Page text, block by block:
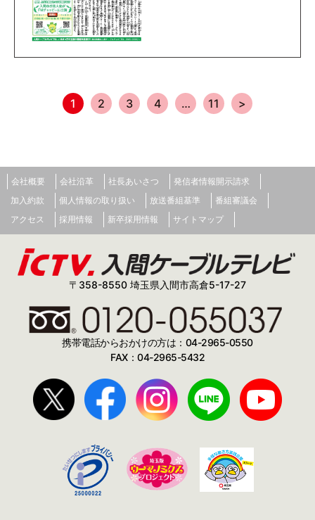
1 2 3 4 … 11 >
会社概要 会社沿革 社長あいさつ
発信者情報開示請求
加入約款
個人情報の取り扱い 放送番組基準
番組審議会
アクセス
採用情報 新卒採用情報 サイトマップ
〒358-8550 埼玉県入間市高倉5-17-27
携帯電話からおかけの方は：04-2965-0550
FAX：04-2965-5432